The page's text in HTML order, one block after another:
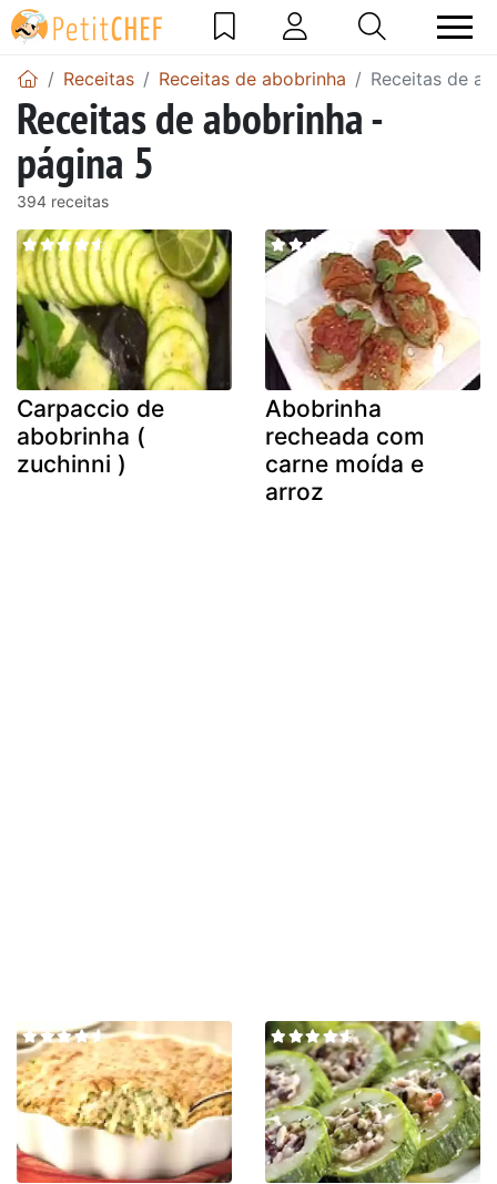
Receitas Receitas de abobrinha Receitas de
Receitas de abobrinha -
página 5
394 receitas
Carpaccio de
abobrinha (
zuchinni )
Abobrinha
recheada com
carne moída e
arroz